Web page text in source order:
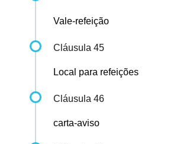
Vale-refeição
Cláusula 45
Local para refeições
Cláusula 46
carta-aviso